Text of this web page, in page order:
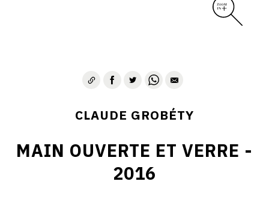
CLAUDE GROBÉTY
MAIN OUVERTE ET VERRE -
2016